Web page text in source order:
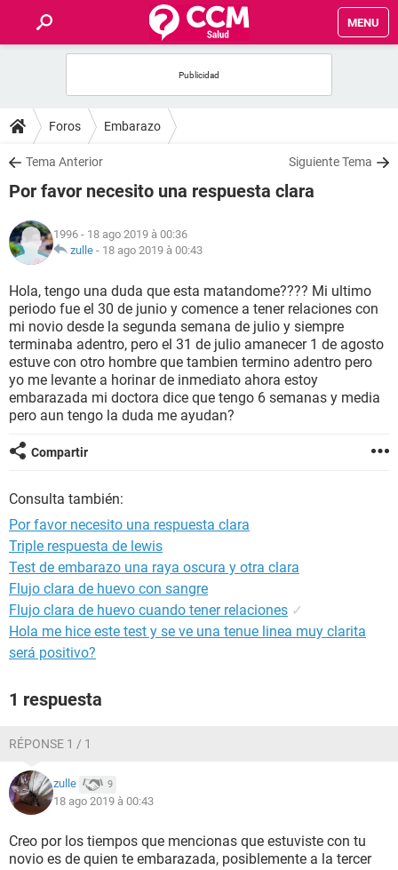
MENU
FORUMS
SALUD
NUTRICIÓN
BIENESTAR
SEXUALIDAD
GLOSARIO
Foros Embarazo
Tema Anterior Siguiente Tema
Por favor necesito una respuesta clara
1996 - 18 ago 2019 à 00:36
zulle - 18 ago 2019 à 00:43
Hola, tengo una duda que esta matandome???? Mi ultimo
periodo fue el 30 de junio y comence a tener relaciones con
mi novio desde la segunda semana de julio y siempre
terminaba adentro, pero el 31 de julio amanecer 1 de agosto
estuve con otro hombre que tambien termino adentro pero
yo me levante a horinar de inmediato ahora estoy
embarazada mi doctora dice que tengo 6 semanas y media
pero aun tengo la duda me ayudan?
Compartir
Consulta también:
Por favor necesito una respuesta clara
Triple respuesta de lewis
Test de embarazo una raya oscura y otra clara
Flujo clara de huevo con sangre
Flujo clara de huevo cuando tener relaciones ✓
Hola me hice este test y se ve una tenue linea muy clarita
será positivo?
1 respuesta
RÉPONSE 1 / 1
zulle 9
18 ago 2019 à 00:43
Creo por los tiempos que mencionas que estuviste con tu
novio es de quien te embarazada, posiblemente a la tercer